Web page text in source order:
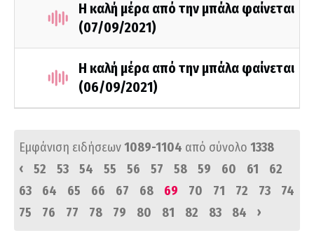
Η καλή μέρα από την μπάλα φαίνεται
(07/09/2021)
Η καλή μέρα από την μπάλα φαίνεται
(06/09/2021)
Εμφάνιση ειδήσεων1089-1104 από σύνολο 1338
‹
52 53 54 55 56 57 58 59 60 61
62
63
64 65 66 67 68 69 70 71 72 73
74
75
76 77 78 79 80 81 82 83 84 ›